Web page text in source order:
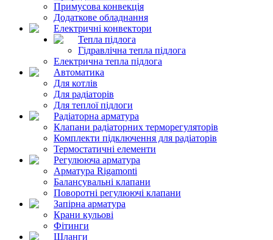
Примусова конвекція
Додаткове обладнання
Електричні конвектори
Тепла підлога
Гідравлічна тепла підлога
Електрична тепла підлога
Автоматика
Для котлів
Для радіаторів
Для теплої підлоги
Радіаторна арматура
Клапани радіаторних терморегуляторів
Комплекти підключення для радіаторів
Термостатичні елементи
Регулююча арматура
Арматура Rigamonti
Балансувальні клапани
Поворотні регулюючі клапани
Запірна арматура
Крани кульові
Фітинги
Шланги